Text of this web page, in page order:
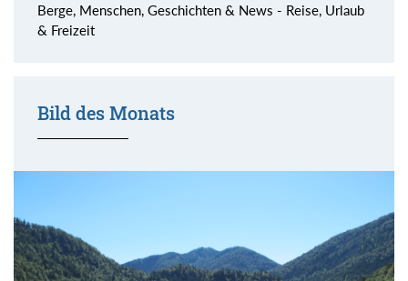
Berge, Menschen, Geschichten & News - Reise, Urlaub
& Freizeit
Bild des Monats